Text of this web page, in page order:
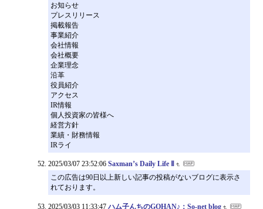
お知らせ
プレスリリース
掲載報告
事業紹介
会社情報
会社概要
企業理念
沿革
役員紹介
アクセス
IR情報
個人投資家の皆様へ
経営方針
業績・財務情報
IRライ
2025/03/07 23:52:06 Saxman’s Daily Life Ⅱ
この広告は90日以上新しい記事の投稿がないブログに表示さ
れております。
2025/03/03 11:33:47 ハム子んちのGOHAN♪：So-net blog